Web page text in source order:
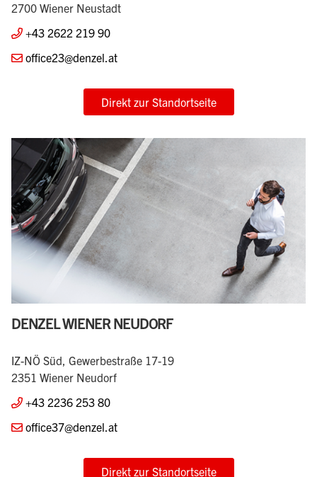
2700 Wiener Neustadt
+43 2622 219 90
office23@denzel.at
Direkt zur Standortseite
DENZEL WIENER NEUDORF
IZ-NÖ Süd, Gewerbestraße 17-19
2351 Wiener Neudorf
+43 2236 253 80
office37@denzel.at
Direkt zur Standortseite